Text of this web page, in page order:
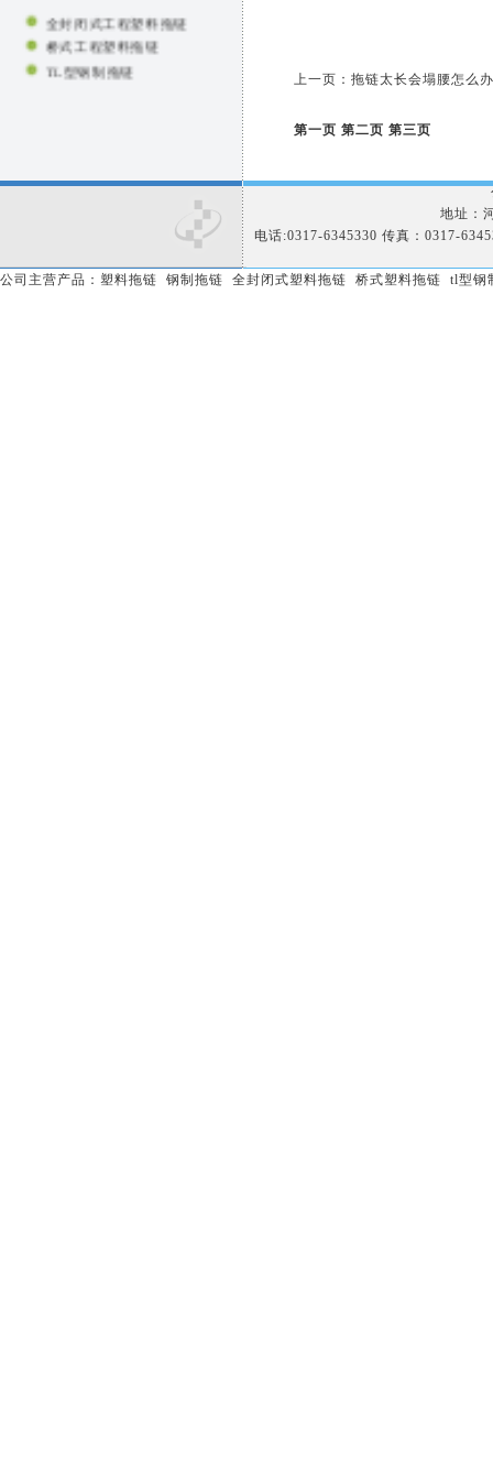
全封闭式工程塑料拖链
桥式工程塑料拖链
TL型钢制拖链
包塑金属软管
上一页： 拖链太长会塌腰怎么
第一页 第二页 第三页
地址：
电话:0317-6345330 传真：0317-
公司主营产品： 塑料拖链 钢制拖链 全封闭式塑料拖链 桥式塑料拖链 tl型钢